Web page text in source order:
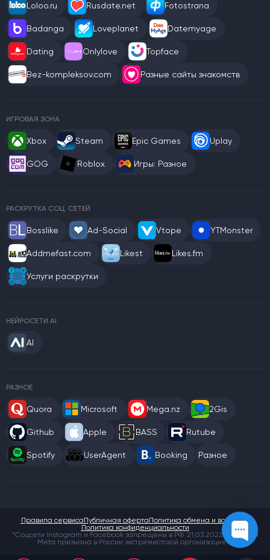
Loloo.ru Rusdate.net Fotostrana
Badanga Loveplanet Datemyage
Dating Onlylove Topface
Bez-kompleksov.com Разные сайты знакомств
ИГРОВАЯ ЗОНА
Xbox Steam Epic Games Uplay
GOG Roblox Игры: Разное
РАСКРУТКА СОЦ. СЕТЕЙ
Bosslike Ad-Social Vtope YTMonster
Addmefast.com Likest Likes.fm
Услуги раскрутки
НЕЙРОСЕТИ AI
AI
РАЗНОЕ
Quora Microsoft Mega.nz 2Gis
Github Apple BASS Rutube
Spotify UserAgent Booking Разное
*Соцсети Instagram и Facebook запрещены в РФ. 21.03.2022 компания
Meta признана в России экстремистской организацией.
Правила сервисаПубличная офертаПолитика обмена и возврата
Политика конфиденциальности